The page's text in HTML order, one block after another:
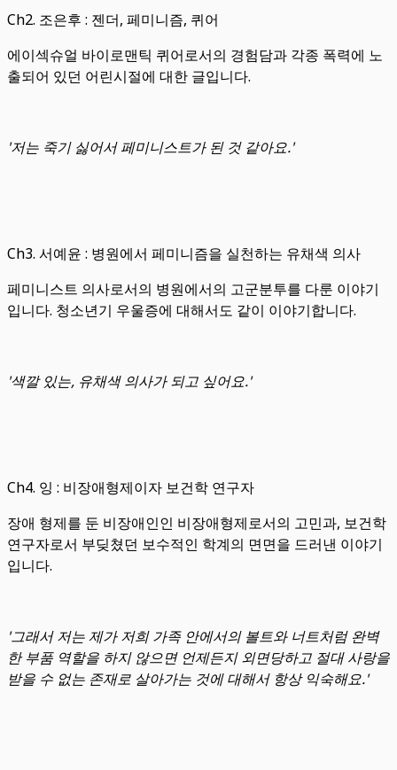
Ch2. 조은후 : 젠더, 페미니즘, 퀴어
에이섹슈얼 바이로맨틱 퀴어로서의 경험담과 각종 폭력에 노
출되어 있던 어린시절에 대한 글입니다.
'저는 죽기 싫어서 페미니스트가 된 것 같아요.'
Ch3. 서예윤 : 병원에서 페미니즘을 실천하는 유채색 의사
페미니스트 의사로서의 병원에서의 고군분투를 다룬 이야기
입니다. 청소년기 우울증에 대해서도 같이 이야기합니다.
'색깔 있는, 유채색 의사가 되고 싶어요.'
Ch4. 잉 : 비장애형제이자 보건학 연구자
장애 형제를 둔 비장애인인 비장애형제로서의 고민과, 보건학
연구자로서 부딪쳤던 보수적인 학계의 면면을 드러낸 이야기
입니다.
'그래서 저는 제가 저희 가족 안에서의 볼트와 너트처럼 완벽
한 부품 역할을 하지 않으면 언제든지 외면당하고 절대 사랑을
받을 수 없는 존재로 살아가는 것에 대해서 항상 익숙해요.'